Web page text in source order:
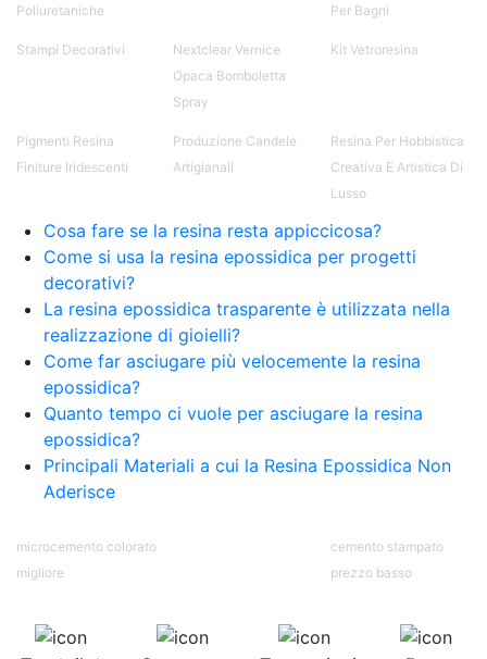
Poliuretaniche
Per Bagni
Stampi Decorativi
Nextclear Vernice
Opaca Bomboletta
Spray
Kit Vetroresina
Pigmenti Resina
Finiture Iridescenti
Produzione Candele
Artigianali
Resina Per Hobbistica
Creativa E Artistica Di
Lusso
Cosa fare se la resina resta appiccicosa?
Come si usa la resina epossidica per progetti
decorativi?
La resina epossidica trasparente è utilizzata nella
realizzazione di gioielli?
Come far asciugare più velocemente la resina
epossidica?
Quanto tempo ci vuole per asciugare la resina
epossidica?
Principali Materiali a cui la Resina Epossidica Non
Aderisce
microcemento colorato
migliore
cemento stampato
prezzo basso